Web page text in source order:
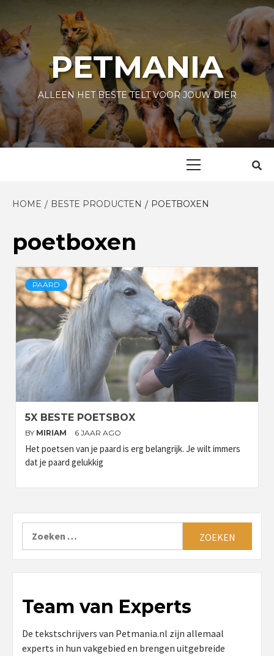
content
PETMANIA
ALLEEN HET BESTE TELT VOOR JOUW DIER
HOME BESTE PRODUCTEN POETBOXEN
poetboxen
PAARD
5X BESTE POETSBOX
BY MIRIAM 6 JAAR AGO
Het poetsen van je paard is erg belangrijk. Je wilt immers
dat je paard gelukkig
Team van Experts
De tekstschrijvers van Petmania.nl zijn allemaal
experts in hun vakgebied en brengen uitgebreide